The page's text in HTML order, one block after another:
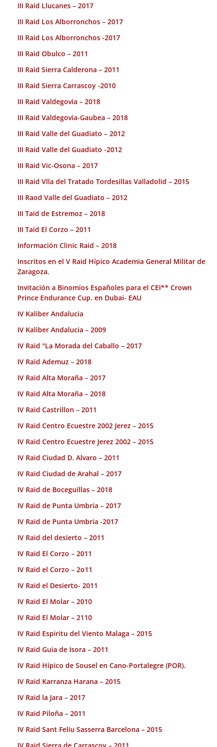
III Raid Llucanes – 2017
III Raid Los Alborronchos – 2017
III Raid Los Alborronchos -2017
III Raid Obulco – 2011
III Raid Sierra Calderona – 2011
III Raid Sierra Carrascoy -2010
III Raid Valdegovia – 2018
III Raid Valdegovía-Gaubea – 2018
III Raid Valle del Guadiato – 2012
III Raid Valle del Guadiato -2012
III Raid Vic-Osona – 2017
III Raid Vlla del Tratado Tordesillas Valladolid – 2015
III Raod Valle del Guadiato – 2012
III Taid de Estremoz – 2018
III Taid El Corzo – 2011
Información Clinic Raid – 2018
Inscritos en el V Raid Hípico Academia General Militar de
Zaragoza.
Invitación a Binomios Españoles para el CEI** Crown
Prince Endurance Cup. en Dubai- EAU
IV Kaliber Andalucia
IV Kaliber Andalucia – 2009
IV Raid "La Morada del Caballo – 2017
IV Raid Ademuz – 2018
IV Raid Alta Moraña – 2017
IV Raid Alta Moraña – 2018
IV Raid Castrillon – 2011
IV Raid Centro Ecuestre 2002 Jerez – 2015
IV Raid Centro Ecuestre Jerez 2002 – 2015
IV Raid Ciudad D. Alvaro – 2011
IV Raid Ciudad de Arahal – 2017
IV Raid de Boceguillas – 2018
IV Raid de Punta Umbria – 2017
IV Raid de Punta Umbria -2017
IV Raid del desierto – 2011
IV Raid El Corzo – 2011
IV Raid el Corzo – 2o11
IV Raid el Desierto- 2011
IV Raid El Molar – 2010
IV Raid El Molar – 2110
IV Raid Espiritu del Viento Malaga – 2015
IV Raid Guia de Isora – 2011
IV Raid Hípico de Sousel en Cano-Portalegre (POR).
IV Raid Karranza Harana – 2015
IV Raid la Jara – 2017
IV Raid Piloña – 2011
IV Raid Sant Feliu Sasserra Barcelona – 2015